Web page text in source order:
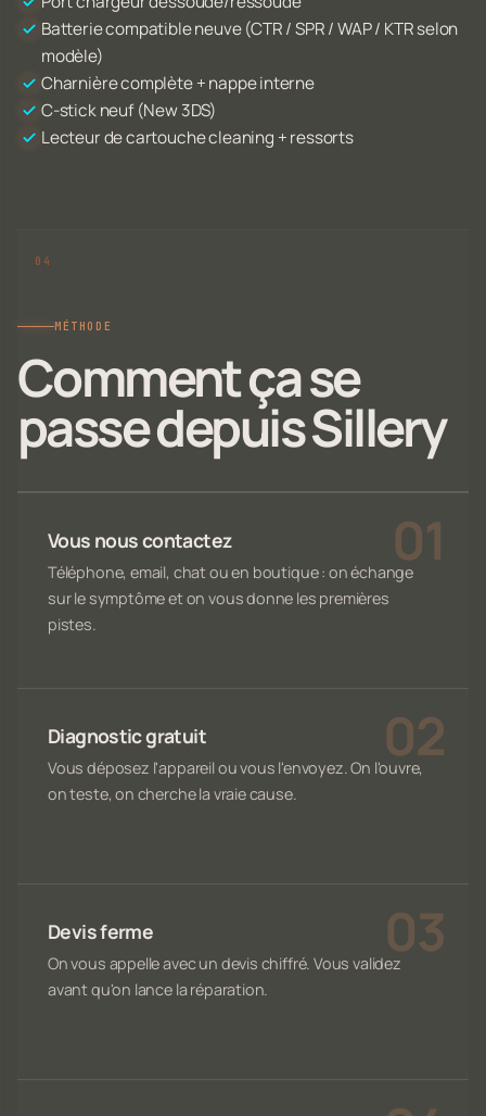
Batterie compatible neuve (CTR / SPR / WAP / KTR selon
modèle)
Charnière complète + nappe interne
C-stick neuf (New 3DS)
Lecteur de cartouche cleaning + ressorts
MÉTHODE
Comment ça se
passe depuis Sillery
Vous nous contactez
Téléphone, email, chat ou en boutique : on échange
sur le symptôme et on vous donne les premières
pistes.
Diagnostic gratuit
Vous déposez l'appareil ou vous l'envoyez. On l'ouvre,
on teste, on cherche la vraie cause.
Devis ferme
On vous appelle avec un devis chiffré. Vous validez
avant qu'on lance la réparation.